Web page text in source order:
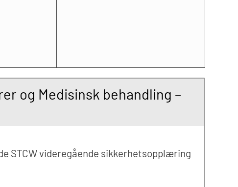
og Medisinsk behandling –
STCW videregående sikkerhetsopplæring